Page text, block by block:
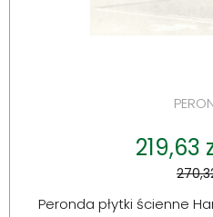
219,63
Peronda płytki ścienne